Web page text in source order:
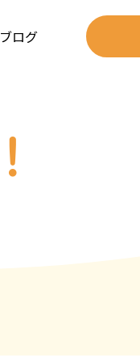
ブログ